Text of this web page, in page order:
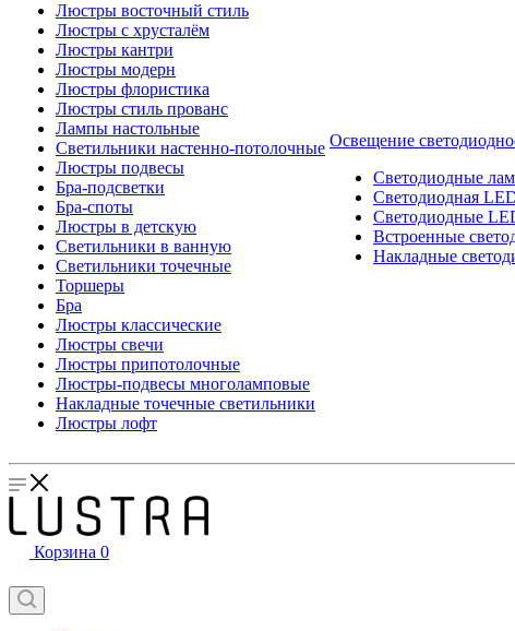
Люстры восточный стиль
Люстры с хрусталём
Люстры кантри
Люстры модерн
Люстры флористика
Люстры стиль прованс
Лампы настольные
Светильники настенно-потолочные
Люстры подвесы
Бра-подсветки
Бра-споты
Люстры в детскую
Светильники в ванную
Светильники точечные
Торшеры
Бра
Люстры классические
Люстры свечи
Люстры припотолочные
Люстры-подвесы многоламповые
Накладные точечные светильники
Люстры лофт
Освещение
Светодиодные
Светодиодная
Светодиодные
Встроенные
Накладные
Корзина 0